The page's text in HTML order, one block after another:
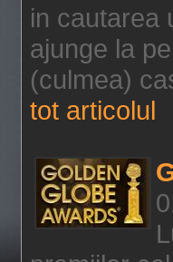
in cautarea
ajunge la
(culmea)
tot articolul